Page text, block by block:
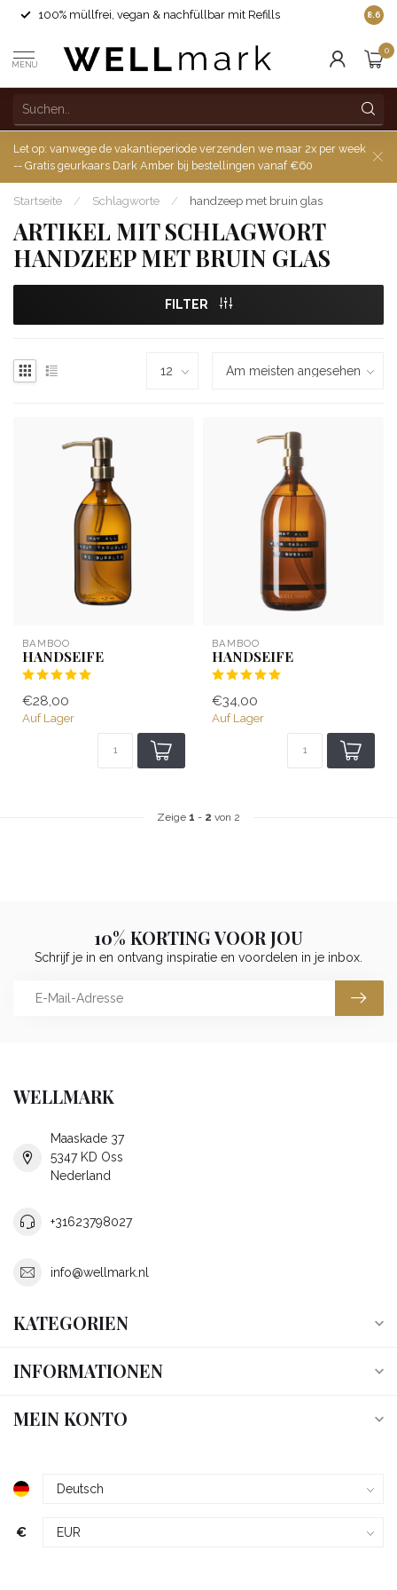
100% müllfrei, vegan & nachfüllbar mit Refills 8.6
MENU
0
Let op: vanwege de vakantieperiode verzenden we maar 2x per week
-- Gratis geurkaars Dark Amber bij bestellingen vanaf €60
Startseite / Schlagworte / handzeep met bruin glas
ARTIKEL MIT SCHLAGWORT
HANDZEEP MET BRUIN GLAS
FILTER
BAMBOO
HANDSEIFE
€28,00
Auf Lager
BAMBOO
HANDSEIFE
€34,00
Auf Lager
Zeige 1 - 2 von 2
10% KORTING VOOR JOU
Schrijf je in en ontvang inspiratie en voordelen in je inbox.
WELLMARK
Maaskade 37
5347 KD Oss
Nederland
+31623798027
info@wellmark.nl
KATEGORIEN
INFORMATIONEN
MEIN KONTO
€